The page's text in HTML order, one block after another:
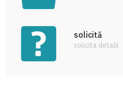
solicită
solicita detalii